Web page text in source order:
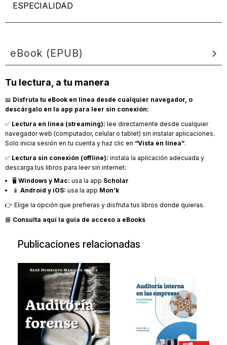
ESPECIALIDAD
eBook (EPUB)
Tu lectura, a tu manera
📖 Disfruta tu eBook en línea desde cualquier navegador, o
descárgalo en la app para leer sin conexión:
✅ Lectura en línea (streaming): lee directamente desde cualquier
navegador web (computador, celular o tablet) sin instalar aplicaciones.
Solo inicia sesión en tu cuenta y haz clic en “Vista en línea”.
✅ Lectura sin conexión (offline): instala la aplicación adecuada y
descarga tus libros para leer sin internet:
🖥️ Windows y Mac: usa la app Scholar
📱 Android y iOS: usa la app Mon’k
👉 Elige la opción que prefieras y disfruta tus libros donde quieras.
📘 Consulta aquí la guía de acceso a eBooks
Publicaciones relacionadas
Auditoría
forense
20180411
$217.00
Auditoría
interna en las
empresas
Su metodología y
enfoque 2ed.